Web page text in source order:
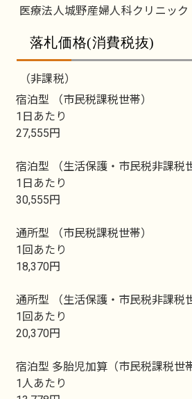
医療法人城野産婦人科クリニック
落札価格(消費税抜)
（非課税）
宿泊型 （市民税課税世帯）
1日あたり
27,555円
宿泊型 （生活保護・市民税非課税
1日あたり
30,555円
通所型 （市民税課税世帯）
1回あたり
18,370円
通所型 （生活保護・市民税非課税
1回あたり
20,370円
宿泊型 多胎児加算（市民税課税世
1人あたり